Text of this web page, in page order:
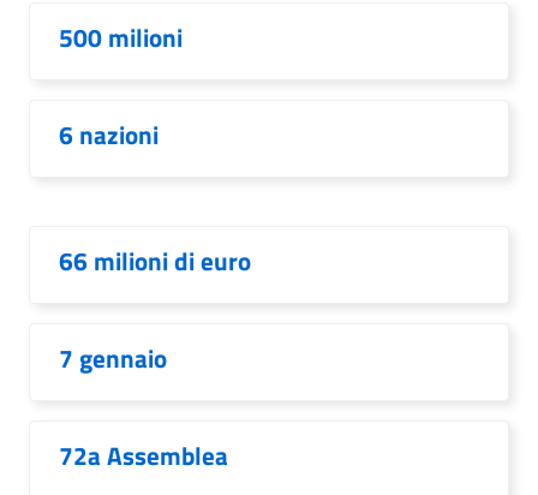
500 milioni
6 nazioni
66 milioni di euro
7 gennaio
72a Assemblea